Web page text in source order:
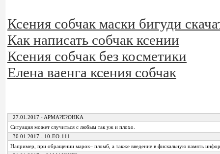
Ксения собчак маски бигуди
Как написать собчак ксении
Ксения собчак без косметики
Елена ваенга ксения собчак
27.01.2017 - APMA?E?OHKA
Ситуация может случиться с любым так уж и плохо.
30.01.2017 - 10-EO-111
Например, при обращении марок– пломб, а также введение в фискальную память